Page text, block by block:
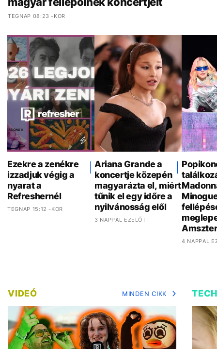
TEGNAP 08:23 -KOR
Ezekre a zenékre
izzadjuk végig a
nyarat a
Refreshernél
TEGNAP 15:12 -KOR
Ariana Grande a
koncertje közepén
magyarázta el, miért
tűnik el egy időre a
nyilvánosság elől
3 NAPPAL EZELŐTT
4 NAPPAL
VIDEÓ MINDEN CIKK